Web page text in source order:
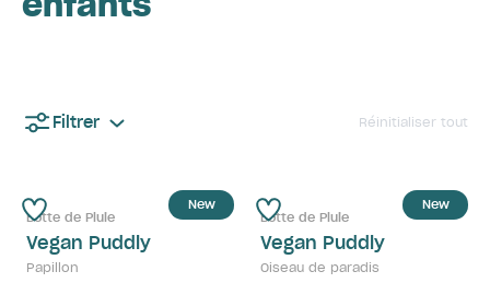
Filtrer Réinitialiser tout
New
Botte de Pluie
Vegan Puddly
Papillon
New
Botte de Pluie
Vegan Puddly
Oiseau de paradis